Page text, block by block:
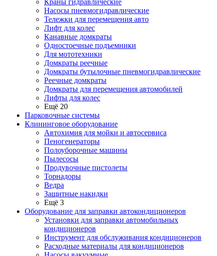
Краны гидравлические
Насосы пневмогидравлические
Тележки для перемещения авто
Лифт для колес
Канавные домкраты
Одностоечные подъемники
Для мототехники
Домкраты реечные
Домкраты бутылочные пневмогидравлические
Реечные домкраты
Домкраты для перемещения автомобилей
Лифты для колес
Ещё 20
Парковочные системы
Клининговое оборудование
Автохимия для мойки и автосервиса
Пеногенераторы
Полоуборочные машины
Пылесосы
Продувочные пистолеты
Торнадоры
Ведра
Защитные накидки
Ещё 3
Оборудование для заправки автокондиционеров
Установки для заправки автомобильных
кондиционеров
Инструмент для обслуживания кондиционеров
Расходные материалы для кондиционеров